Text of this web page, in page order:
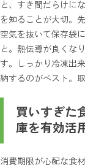
と、すき間だらけに
を知ることが大切。
空気を抜いて保存袋
と。熱伝導が良くな
す。しっかり冷凍出
納するのがベスト。
買いすぎた
庫を有効活
消費期限が心配な食